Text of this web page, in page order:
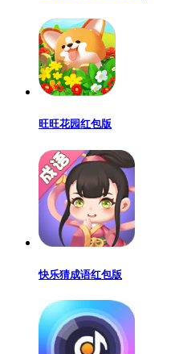
旺旺花园红包版
快乐猜成语红包版